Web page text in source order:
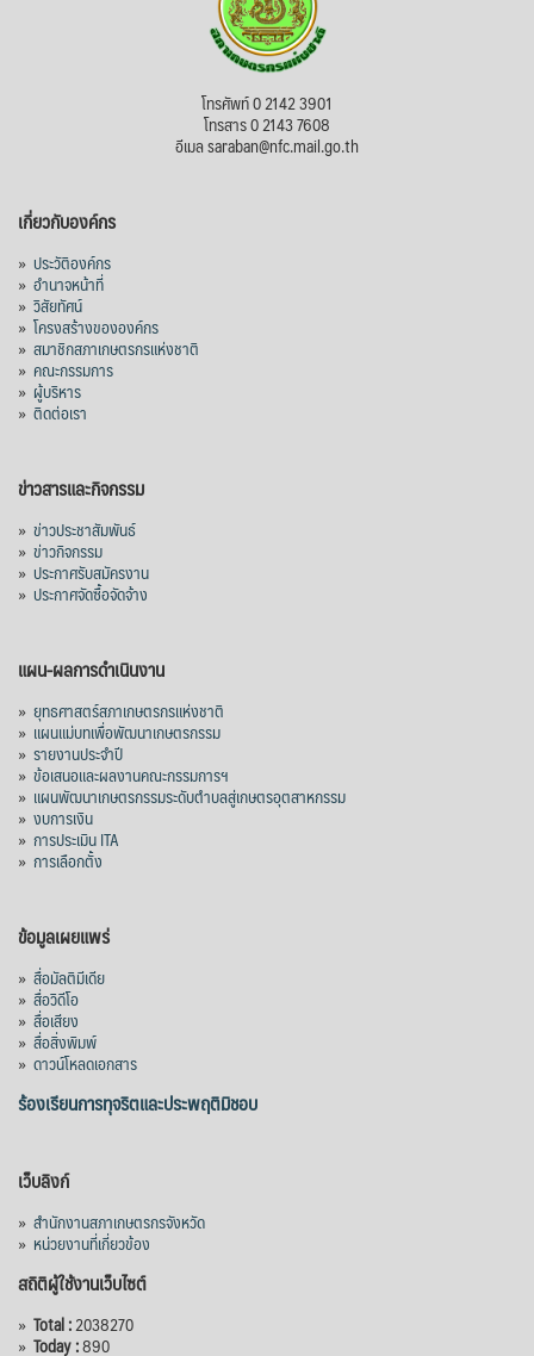
สภาเกษตรกรแห่งชาติ
ไทยในช่วง 6 เดือนของปี 2569 (ม.ค.-มิ.ย.) มี
1,205 ล้านดอลลาร์สหรัฐ (ประมาณ
38,003.15 ล้านบาท) ลดลง 27.69%
ปรับตัวลดลงตามสภาวะเศรษฐกิจและการค้า
โลก โดยตลาดส่งออกสำคัญ จีน ส่งออกได้
1.52 ล้านตัน ลด 61.71%
ส่งออกมันครึ่งปี 69 ปริมาณ 2.52 ล้านตัน
ลด 51.63% ยังดีที่ราคาขายดีกว่าปีก่อน
mgronline.com
View on Facebook
สภาเกษตรกรแห่งชาติ
2 days ago
คณะรัฐมนตรี อนุมัติโครงการอ่างเก็บน้ำ
คลองวังโตนด วงเงิน 7,200 ล้านบาท สะท้อน
ผลสำเร็จการผลักดันข้อเสนอเชิงนโยบายของ
เมื่อวันที่ 5 สิงหาคม 2569 คณะรัฐมนตรีมีมติ
อนุมัติโครงการอ่างเก็บน้ำคลองวังโตนด
จังหวัดจันทบุรี กรอบวงเงิน 7,200 ล้านบาท
กำหนดระยะเวลาดำเนินงาน 7 ปี (พ.ศ. 2570–
2576) โดยโครงการมีความจุ 99.50 ล้าน
ลูกบาศก์เมตร สามารถสนับสนุนพื้นที่
ชลประทานกว่า 87,700 ไร่ เพิ่ม
View on Facebook
โทรศัพท์ 0 2142 3901
โทรสาร 0 2143 7608
อีเมล saraban@nfc.mail.go.th
เกี่ยวกับองค์กร
» ประวัติองค์กร
» อำนาจหน้าที่
» วิสัยทัศน์
» โครงสร้างขององค์กร
» สมาชิกสภาเกษตรกรแห่งชาติ
» คณะกรรมการ
» ผู้บริหาร
» ติดต่อเรา
ข่าวสารและกิจกรรม
» ข่าวประชาสัมพันธ์
» ข่าวกิจกรรม
» ประกาศรับสมัครงาน
» ประกาศจัดซื้อจัดจ้าง
แผน-ผลการดำเนินงาน
» ยุทธศาสตร์สภาเกษตรกรแห่งชาติ
» แผนแม่บทเพื่อพัฒนาเกษตรกรรม
» รายงานประจำปี
» ข้อเสนอและผลงานคณะกรรมการฯ
» แผนพัฒนาเกษตรกรรมระดับตำบลสู่เกษตรอุตสาหกรรม
» งบการเงิน
» การประเมิน ITA
» การเลือกตั้ง
ข้อมูลเผยแพร่
» สื่อมัลติมีเดีย
» สื่อวิดีโอ
» สื่อเสียง
» สื่อสิ่งพิมพ์
» ดาวน์โหลดเอกสาร
ร้องเรียนการทุจริตและประพฤติมิชอบ
เว็บลิงก์
» สำนักงานสภาเกษตรกรจังหวัด
» หน่วยงานที่เกี่ยวข้อง
สถิติผู้ใช้งานเว็บไซต์
» Total :2038270
» Today :890